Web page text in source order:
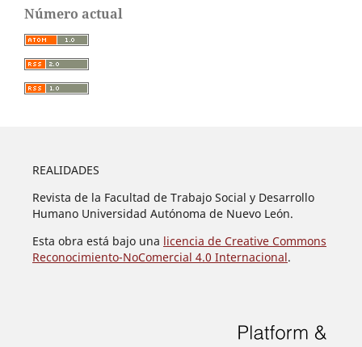
Número actual
REALIDADES
Revista de la Facultad de Trabajo Social y Desarrollo
Humano Universidad Autónoma de Nuevo León.
Esta obra está bajo una licencia de Creative Commons
Reconocimiento-NoComercial 4.0 Internacional.